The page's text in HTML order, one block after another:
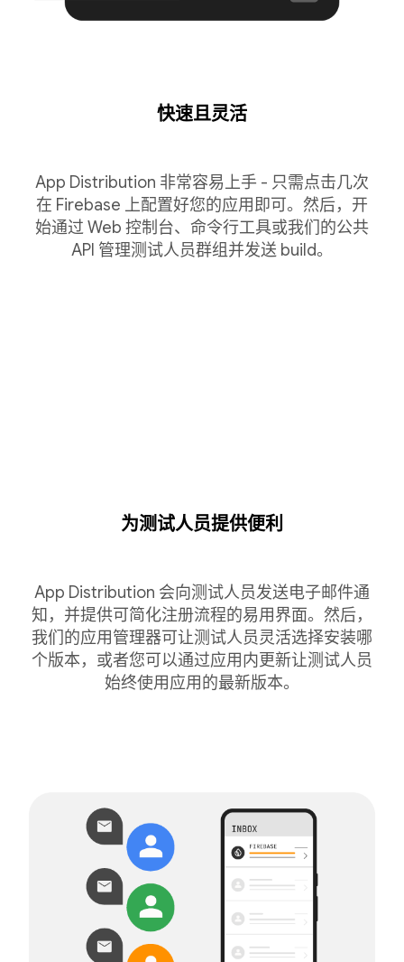
快速且灵活
App Distribution 非常容易上手 - 只需点击几次
在 Firebase 上配置好您的应用即可。然后，开
始通过 Web 控制台、命令行工具或我们的公共
API 管理测试人员群组并发送 build。
为测试人员提供便利
App Distribution 会向测试人员发送电子邮件通
知，并提供可简化注册流程的易用界面。然后，
我们的应用管理器可让测试人员灵活选择安装哪
个版本，或者您可以通过应用内更新让测试人员
始终使用应用的最新版本。